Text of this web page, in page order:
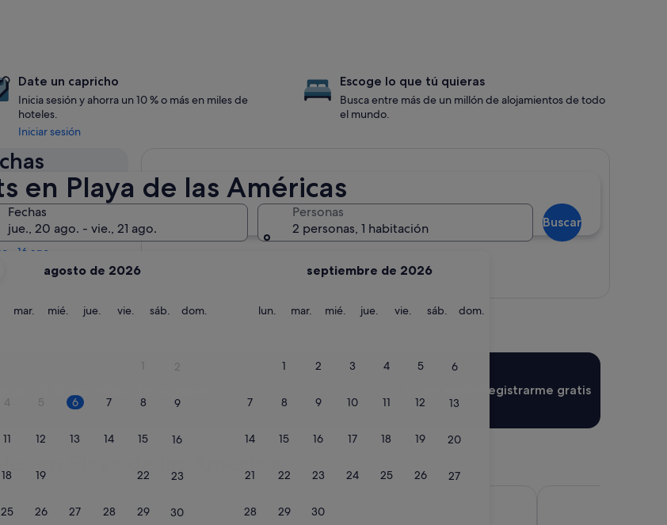
en Playa de las Américas
Fechas
jue., 20 ago. - vie., 21 ago.
agosto de 2026
lunesmar. martes
mié. miércoles
jue. jueves
vie. viernes
sáb. sábado
dom.
1 2
4 5 6 7 8 9
11 12 13 14 15 16
18 19 22 23
25 26 27 28 29 30
septiembre de 2026
lun. lunesmar. martes
mié. miércoles
jue. jueves
vie. viernes
sáb. sábado
dom.
1 2 3 4 5 6
7 8 9 10 11 12 13
14 15 16 17 18 19 20
21 22 23 24 25 26 27
28 29 30
Personas
2 personas, 1 habitación
Buscar
Date un capricho
Inicia sesión y ahorra un 10 % o más en miles de
hoteles.
Iniciar sesión
Escoge lo que tú quieras
Busca entre más de un millón de alojamientos de todo
el mundo.
- 8 ago
de semana
- 16 ago
15 % en miles de hoteles Registrarme gratis
en Playa de las Américas